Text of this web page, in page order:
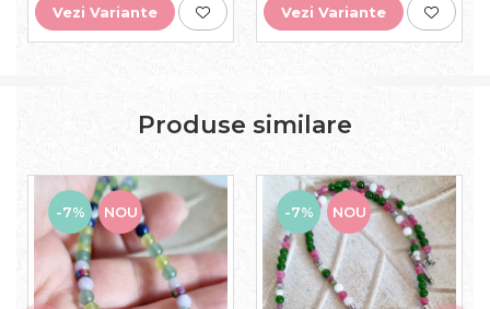
Vezi Variante Vezi Variante
Produse similare
-7% NOU -7% NOU